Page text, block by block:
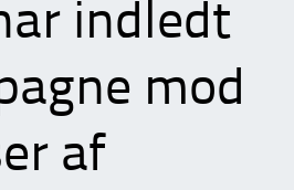
indledt
mod
af